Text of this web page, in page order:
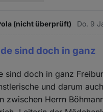
(nicht überprüft) Do. 9
sind doch in ganz
sind doch in ganz
und darum
zwischen Herrn